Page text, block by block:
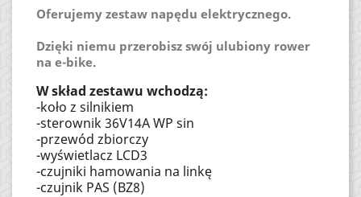
Oferujemy zestaw napędu elektrycznego.
Dzięki niemu przerobisz swój ulubiony rower
na e-bike.
W skład zestawu wchodzą:
-koło z silnikiem
-sterownik 36V14A WP sin
-przewód zbiorczy
-wyświetlacz LCD3
-czujniki hamowania na linkę
-czujnik PAS (BZ8)